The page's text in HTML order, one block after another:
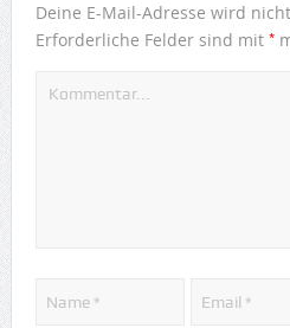
Deine E-Mail-Adresse wird
Erforderliche Felder sind mit *